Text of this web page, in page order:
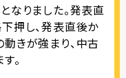
なりました。発表直
押し、発表直後か
きが強まり、中古
。